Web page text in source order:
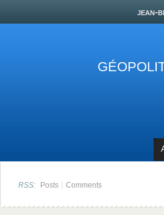
jean-
RSS: Posts | Comments